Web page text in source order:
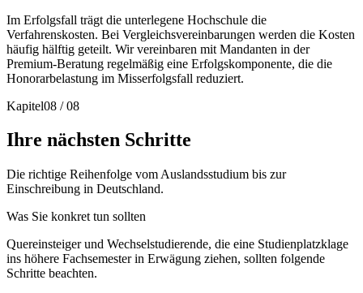
Im Erfolgsfall trägt die unterlegene Hochschule die
Verfahrenskosten. Bei Vergleichsvereinbarungen werden die Kosten
häufig hälftig geteilt. Wir vereinbaren mit Mandanten in der
Premium-Beratung regelmäßig eine Erfolgskomponente, die die
Honorarbelastung im Misserfolgsfall reduziert.
Kapitel08 /08
Ihre nächsten Schritte
Die richtige Reihenfolge vom Auslandsstudium bis zur
Einschreibung in Deutschland.
Was Sie konkret tun sollten
Quereinsteiger und Wechselstudierende, die eine Studienplatzklage
ins höhere Fachsemester in Erwägung ziehen, sollten folgende
Schritte beachten.